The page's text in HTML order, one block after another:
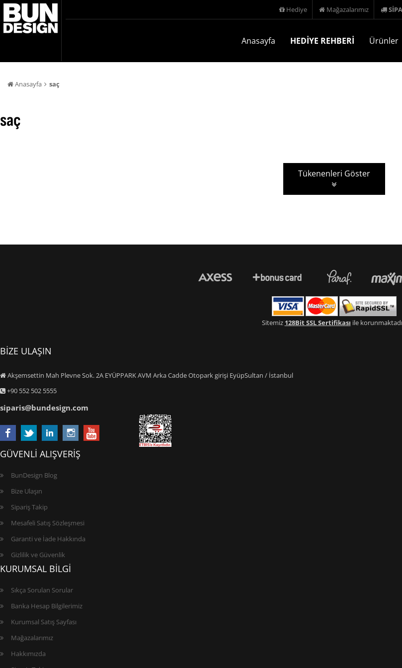
Hediye Mağazalarımız
Anasayfa HEDİYE REHBERİ Ürünler
Anasayfa saç
saç
Tükenenleri Göster
Sitemiz 128Bit SSL Sertifikası ile
BİZE ULAŞIN
Akşemsettin Mah Plevne Sok. 2A EYÜPPARK AVM Arka Cadde Otopark girişi EyüpSultan / İstanbul
+90 552 502 5555
siparis@bundesign.com
GÜVENLİ ALIŞVERİŞ
BunDesign Blog
Bize Ulaşın
Sipariş Takip
Mesafeli Satış Sözleşmesi
Garanti ve İade Hakkında
Gizlilik ve Güvenlik
KURUMSAL BİLGİ
Sıkça Sorulan Sorular
Banka Hesap Bilgilerimiz
Kurumsal Satış Sayfası
Mağazalarımız
Hakkımızda